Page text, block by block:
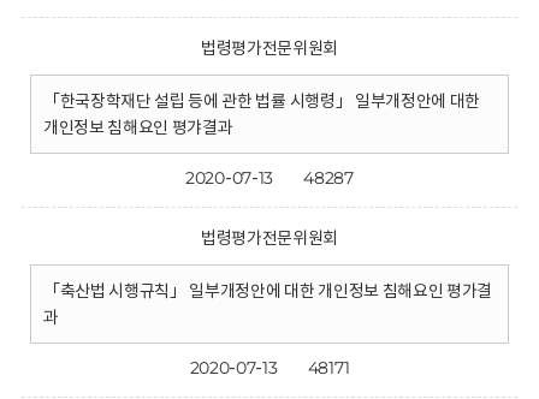
법령평가전문위원회
「한국장학재단 설립 등에 관한 법률 시행령」 일부개정안에 대한
개인정보 침해요인 평갸결과
2020-07-13 48287
법령평가전문위원회
「축산법 시행규칙」 일부개정안에 대한 개인정보 침해요인 평가결
과
2020-07-13 48171